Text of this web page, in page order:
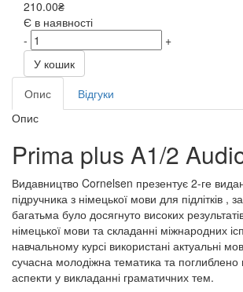
210.00₴
Є в наявності
-
+
У кошик
Опис
Відгуки
Опис
Prima plus A1/2
Видавництво Cornelsen презентує 2-ге
підручника з німецької мови для підлітків ,
багатьма було досягнуто високих
німецької мови та складанні міжнародних
навчальному курсі використані актуальні
сучасна молодіжна тематика та поглиблено
аспекти у викладанні граматичних тем.